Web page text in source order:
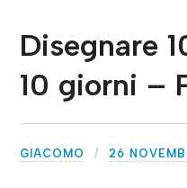
Disegnare
10 giorni –
GIACOMO 26